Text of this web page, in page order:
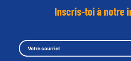
Inscris-toi à notre